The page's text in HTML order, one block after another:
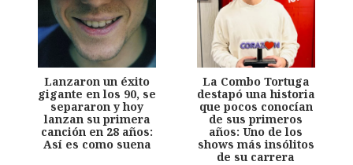
Lanzaron un éxito
gigante en los 90, se
separaron y hoy
lanzan su primera
canción en 28 años:
Así es como suena
La Combo Tortuga
destapó una historia
que pocos conocían
de sus primeros
años: Uno de los
shows más insólitos
de su carrera